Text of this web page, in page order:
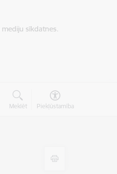
sīkdatnes.
Meklēt Piekļūstamība